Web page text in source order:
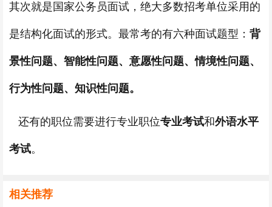
其次就是国家公务员面试，绝大多数招考单位采用的
是结构化面试的形式。最常考的有六种面试题型： 背
景性问题、智能性问题、意愿性问题、情境性问题、
行为性问题、知识性问题。
还有的职位需要进行专业职位专业考试和外语水平
考试。
相关推荐